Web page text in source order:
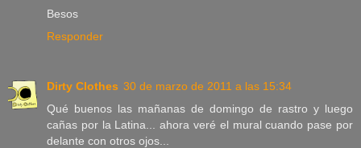
Besos
Responder
Dirty Clothes 30 de marzo de 2011 a las 15:34
Qué buenos las mañanas de domingo de rastro y luego
cañas por la Latina... ahora veré el mural cuando pase por
delante con otros ojos...